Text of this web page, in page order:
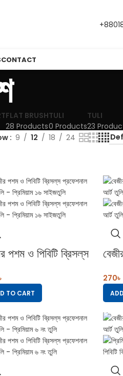
CONTACT
FLAT BRUSH
28 Products
TULI
0 Products
TULI
23
9 12 18 24
পশম ও পিবিটি ব্রিসল্‌স
১৬ সাইজতুলি
TO CART
270৳